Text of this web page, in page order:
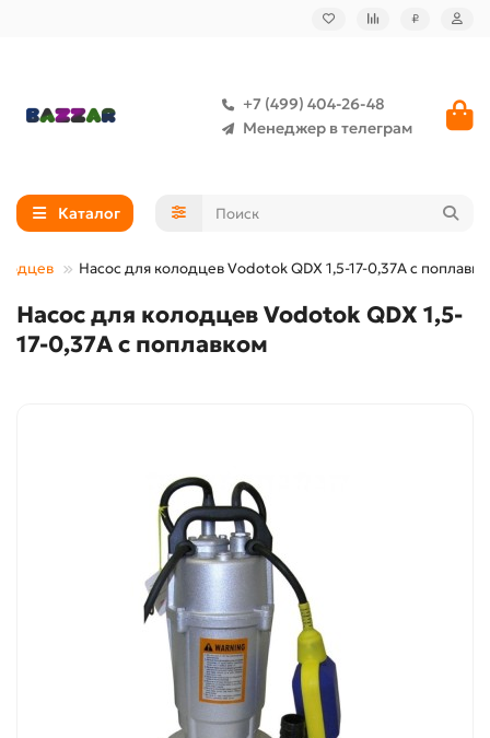
₽
+7 (499) 404-26-48
Менеджер в телеграм
Каталог
Насос для колодцев Vodotok QDX 1,5-17-0,37А с
Насос для колодцев Vodotok QDX 1,5-
17-0,37А с поплавком